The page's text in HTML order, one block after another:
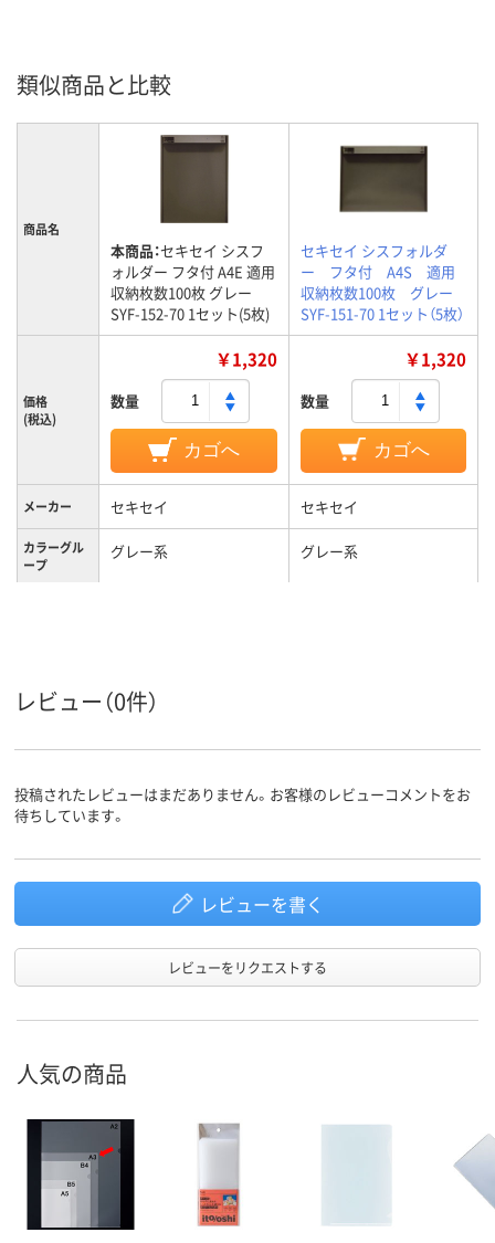
類似商品と比較
商品名
本商品：セキセイ シスフ
ォルダー フタ付 A4E 適用
収納枚数100枚 グレー
SYF-152-70 1セット(5枚)
セキセイ シスフォルダ
ー フタ付 A4S 適用
収納枚数100枚 グレー
SYF-151-70 1セット（5枚）
価格
(税込)
￥1,320
数量
カゴへ
￥1,320
数量
カゴへ
メーカー セキセイ セキセイ
カラーグル
ープ
グレー系 グレー系
レビュー（0件）
投稿されたレビューはまだありません。お客様のレビューコメントをお
待ちしています。
レビューを書く
レビューをリクエストする
人気の商品